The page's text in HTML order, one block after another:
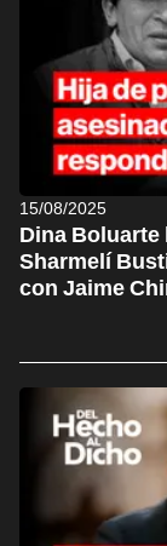
15/08/2025
Dina Boluarte
Sharmelí
con Jaime